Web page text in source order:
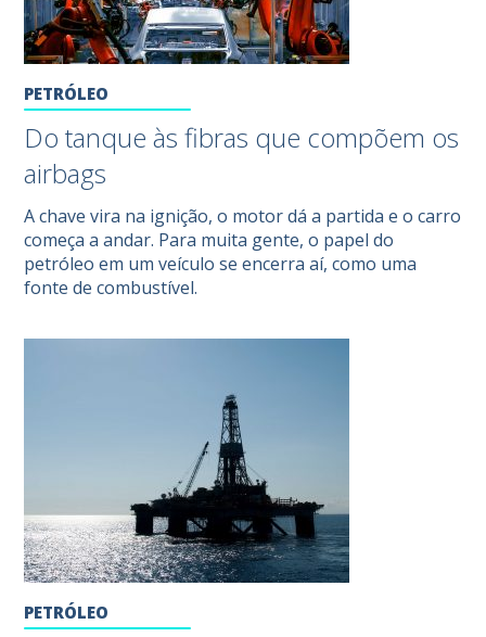
PETRÓLEO
Do tanque às fibras que compõem os
airbags
A chave vira na ignição, o motor dá a partida e o carro
começa a andar. Para muita gente, o papel do
petróleo em um veículo se encerra aí, como uma
fonte de combustível.
PETRÓLEO